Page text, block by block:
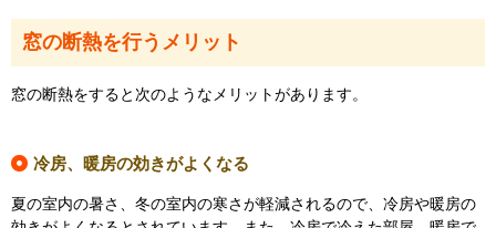
窓の断熱を行うメリット
窓の断熱をすると次のようなメリットがあります。
冷房、暖房の効きがよくなる
夏の室内の暑さ、冬の室内の寒さが軽減されるので、冷房や暖房の